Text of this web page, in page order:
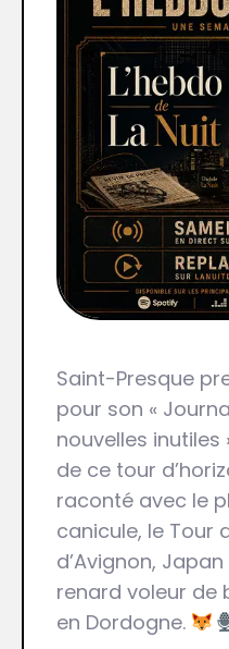
Saint-Presque
pour son «
nouvelles
de ce tour
raconté avec le
canicule, le Tour
d’Avignon,
renard voleur de
en Dordogne.